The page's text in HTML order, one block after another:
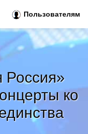
Россия»
ко
Пользователям